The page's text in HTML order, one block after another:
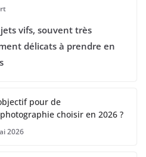
vifs, souvent très
délicats à prendre en
pour de
choisir en 2026 ?
2026